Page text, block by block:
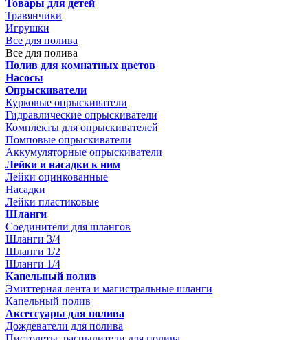
Товары для детей
Травянчики
Игрушки
Все для полива
Все для полива
Полив для комнатных цветов
Насосы
Опрыскиватели
Курковые опрыскиватели
Гидравлические опрыскиватели
Комплекты для опрыскивателей
Помповые опрыскиватели
Аккумуляторные опрыскиватели
Лейки и насадки к ним
Лейки оцинкованные
Насадки
Лейки пластиковые
Шланги
Соединители для шлангов
Шланги 3/4
Шланги 1/2
Шланги 1/4
Капельный полив
Эмиттерная лента и магистральные шланги
Капельный полив
Аксессуары для полива
Дождеватели для полива